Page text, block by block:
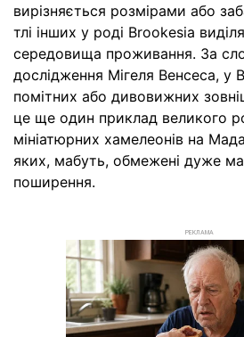
вирізняється розмірами або
тлі інших у роді Brookesia
середовища проживання. За
дослідження Мігеля Венсеса, у
помітних або дивовижних
це ще один приклад великого
мініатюрних хамелеонів на
яких, мабуть, обмежені дуже
поширення.
РЕКЛАМА